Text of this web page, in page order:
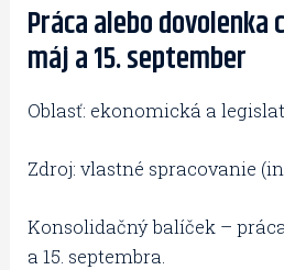
Práca alebo dovolenka
máj a 15. september
Oblasť: ekonomická a
Zdroj: vlastné spracovanie
Konsolidačný balíček –
a 15. septembra.